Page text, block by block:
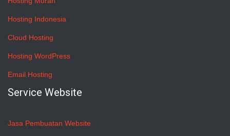
Hosting Indonesia
Cloud Hosting
Hosting WordPress
Email Hosting
Service Website
Jasa Pembuatan Website